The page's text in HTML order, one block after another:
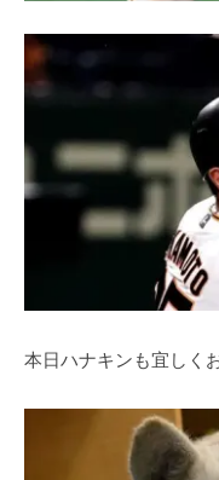
本日ハナキンも宜しく